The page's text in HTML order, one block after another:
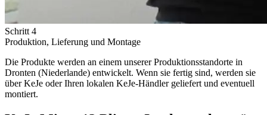
Schritt 4
Produktion, Lieferung und Montage
Die Produkte werden an einem unserer Produktionsstandorte in
Dronten (Niederlande) entwickelt. Wenn sie fertig sind, werden sie
über KeJe oder Ihren lokalen KeJe-Händler geliefert und eventuell
montiert.